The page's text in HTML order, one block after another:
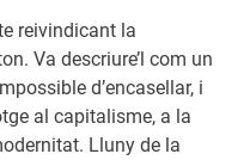
reivindicant la
Va descriure’l com un
d’encasellar, i
al capitalisme, a la
Lluny de la